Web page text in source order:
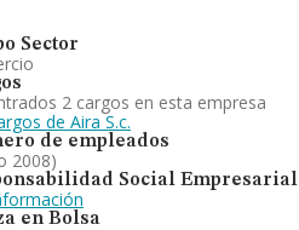
Sector
2 cargos en esta empresa
de Aira S.c.
de empleados
2008)
Social Empresarial
en Bolsa